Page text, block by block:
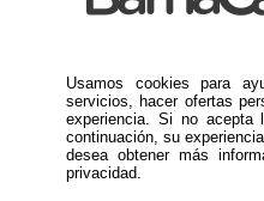
DESCRIPCIÓN
Usamos cookies para
servicios, hacer ofertas
experiencia. Si no acepta
continuación, su
desea obtener más
privacidad.